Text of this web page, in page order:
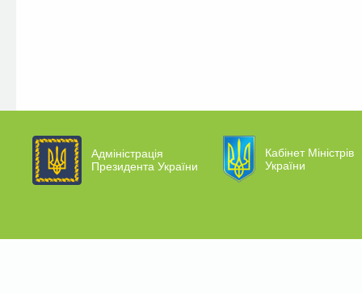
Адміністрація
Президента України
Кабінет Міністрів
України